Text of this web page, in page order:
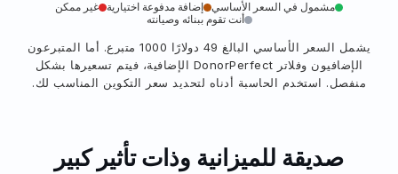
مشمول في السعر الأساسي إضافة مدفوعة اختيارية غير ممكن
أنت تقوم ببنائه وصيانته
يشمل السعر الأساسي البالغ 49 دولارًا 1000 متبرع. أما المتبرعون
الإضافيون وفلاتر DonorPerfect الإضافية، فيتم تسعيرها بشكل
منفصل. استخدم الحاسبة أدناه لتحديد سعر التكوين المناسب لك.
صديقة للميزانية وذات تأثير كبير